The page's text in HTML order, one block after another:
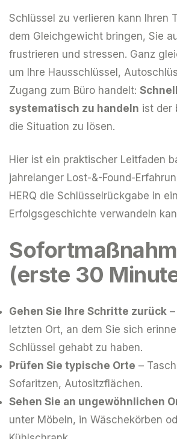
Schlüssel zu verlieren kann Ihren
dem Gleichgewicht bringen, Sie
frustrieren und stressen. Ganz
um Ihre Hausschlüssel,
Zugang zum Büro handelt:
systematisch zu handeln ist der
die Situation zu lösen.
Hier ist ein praktischer Leitfaden
jahrelanger Lost-&-Found-
HERQ die Schlüsselrückgabe in
Erfolgsgeschichte verwandeln
(erste 30
Gehen Sie Ihre Schritte zurück
letzten Ort, an dem Sie sich
Schlüssel gehabt zu haben.
Prüfen Sie typische Orte –
Sofaritzen, Autositzflächen.
Sehen Sie an ungewöhnlichen
unter Möbeln, in Wäschekörben